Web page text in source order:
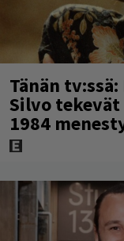
Tänän
Silvo
1984